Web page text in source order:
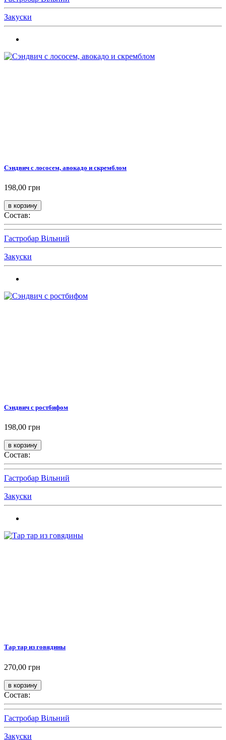
Закуски
Сэндвич с лососем, авокадо и скремблом
198,00 грн
Состав:
Гастробар Вільний
Закуски
Сэндвич с ростбифом
198,00 грн
Состав:
Гастробар Вільний
Закуски
Тар тар из говядины
270,00 грн
Состав:
Гастробар Вільний
Закуски